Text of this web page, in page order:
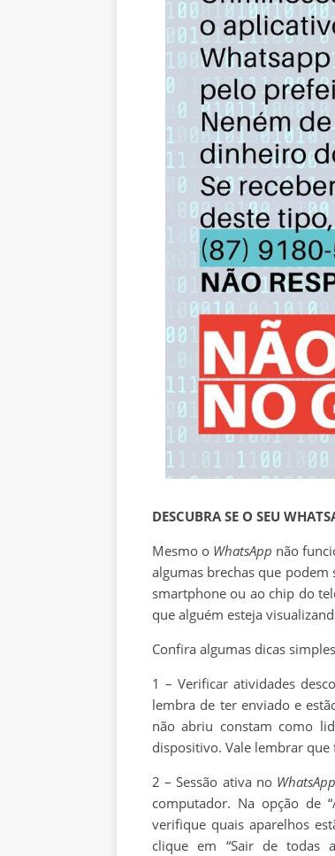
DESCUBRA SE O SEU
Mesmo o WhatsApp não
algumas brechas que podem
smartphone ou ao chip do
que alguém esteja
Confira algumas dicas
1 – Verificar atividades
lembra de ter enviado e
não abriu constam como
dispositivo. Vale lembrar
2 – Sessão ativa no
computador. Na opção de
verifique quais aparelhos
clique em “Sair de todas